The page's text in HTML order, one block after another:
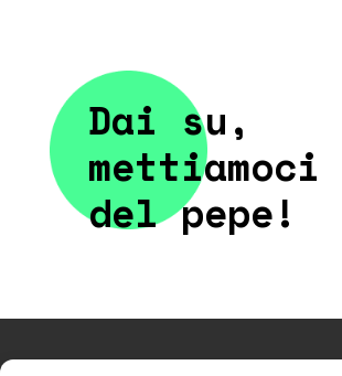
Dai su,
mettiamoci
del pepe!